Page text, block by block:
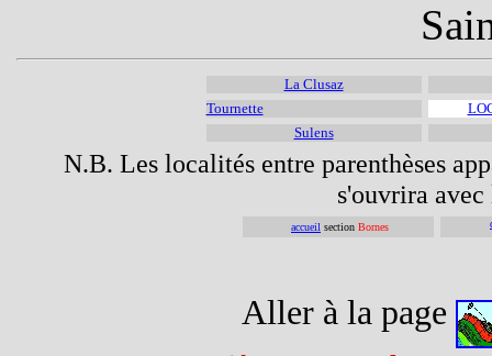
La Clusaz
Tournette
Sulens
N.B. Les localités entre parenthèses
s'ouvrira
accueil section Bornes
Aller à la page